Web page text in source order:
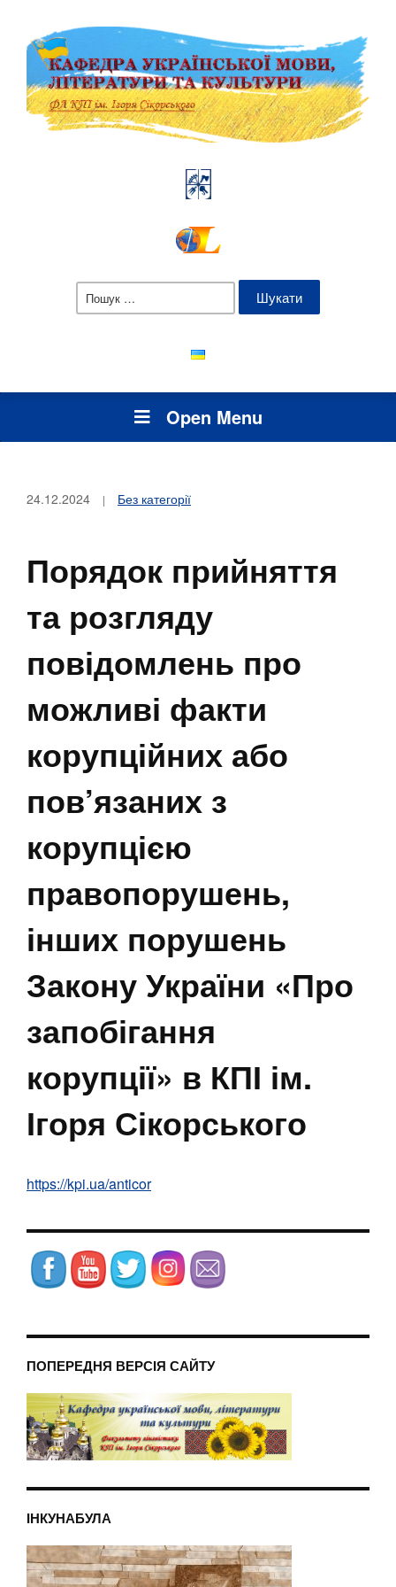
Пошук:
Open Menu
24.12.2024 Без категорії
Порядок прийняття
та розгляду
повідомлень про
можливі факти
корупційних або
пов’язаних з
корупцією
правопорушень,
інших порушень
Закону України «Про
запобігання
корупції» в КПІ ім.
Ігоря Сікорського
https://kpi.ua/anticor
ПОПЕРЕДНЯ ВЕРСІЯ САЙТУ
ІНКУНАБУЛА